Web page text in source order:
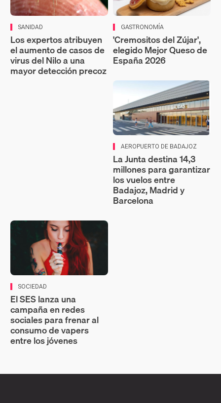
SANIDAD
Los expertos atribuyen
el aumento de casos de
virus del Nilo a una
mayor detección precoz
GASTRONOMÍA
'Cremositos del Zújar',
elegido Mejor Queso de
España 2026
AEROPUERTO DE BADAJOZ
La Junta destina 14,3
millones para garantizar
los vuelos entre
Badajoz, Madrid y
Barcelona
SOCIEDAD
El SES lanza una
campaña en redes
sociales para frenar al
consumo de vapers
entre los jóvenes